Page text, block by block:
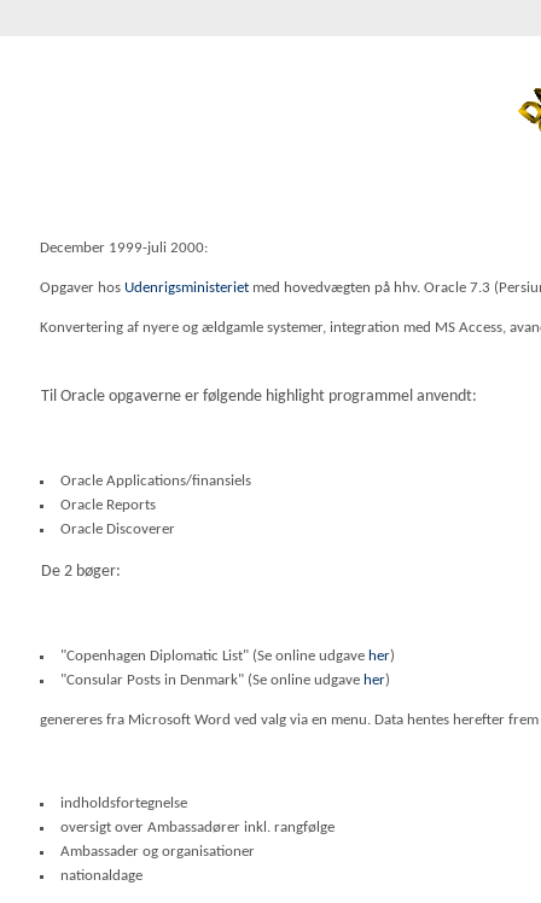
December 1999-juli 2000:
Opgaver hos Udenrigsministeriet med hovedvægten på hhv. Oracle 7.3
Konvertering af nyere og ældgamle systemer, integration med MS Access,
Til Oracle opgaverne er følgende highlight programmel anvendt:
Oracle Applications/finansiels
Oracle Reports
Oracle Discoverer
De 2 bøger:
"Copenhagen Diplomatic List" (Se online udgave her)
"Consular Posts in Denmark" (Se online udgave her)
genereres fra Microsoft Word ved valg via en menu. Data hentes herefter
indholdsfortegnelse
oversigt over Ambassadører inkl. rangfølge
Ambassader og organisationer
nationaldage